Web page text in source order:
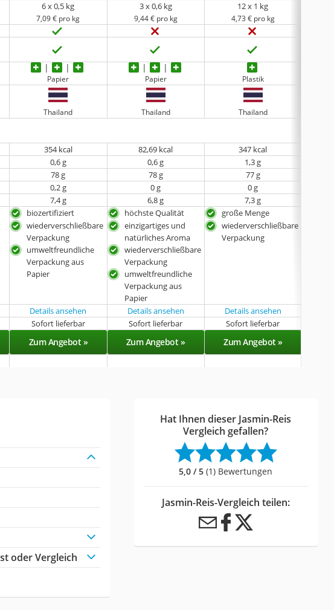
6 x 0,5 kg
7,09 € pro kg
3 x 0,6 kg
9,44 € pro kg
12 x 1 kg
4,73 € pro kg
Papier Papier Plastik
Thailand Thailand Thailand
354 kcal ‎82,69 kcal
347 kcal
0,6 g 0,6 g
1,3 g
78 g 78 g
77 g
0,2 g 0 g
0 g
7,4 g 6,8 g 7,3 g
biozertifiziert
wiederverschließbare
Verpackung
umweltfreundliche
Verpackung aus
Papier
höchste Qualität
einzigartiges und
natürliches Aroma
wiederverschließbare
Verpackung
umweltfreundliche
Verpackung aus
Papier
große Menge
wiederverschließbare
Verpackung
Details ansehen Details ansehen
Details ansehen
Sofort lieferbar Sofort lieferbar Sofort lieferbar
Zum Angebot » Zum Angebot » Zum Angebot »
oder Vergleich
Hat Ihnen dieser Jasmin-Reis
Vergleich gefallen?
5,0 / 5 (1) Bewertungen
Jasmin-Reis-Vergleich teilen: